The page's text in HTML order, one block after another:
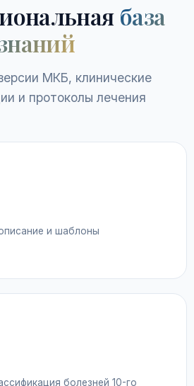
база
МКБ, клинические
и протоколы лечения
и шаблоны
болезней 10-го